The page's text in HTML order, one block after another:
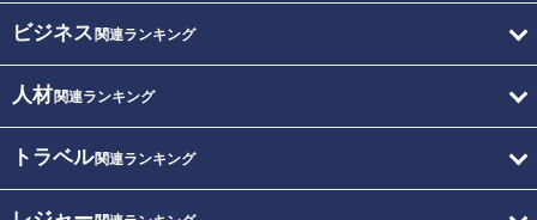
ビジネス 関連ランキング
人材関連ランキング
トラベル関連ランキング